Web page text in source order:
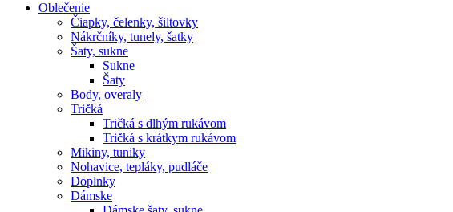
Oblečenie
Čiapky, čelenky, šiltovky
Nákrčníky, tunely, šatky
Šaty, sukne
Sukne
Šaty
Body, overaly
Tričká
Tričká s dlhým rukávom
Tričká s krátkym rukávom
Mikiny, tuniky
Nohavice, tepláky, pudláče
Doplnky
Dámske